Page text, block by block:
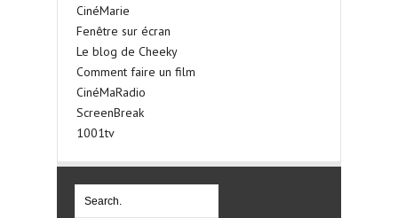
CinéMarie
Fenêtre sur écran
Le blog de Cheeky
Comment faire un film
CinéMaRadio
ScreenBreak
1001tv